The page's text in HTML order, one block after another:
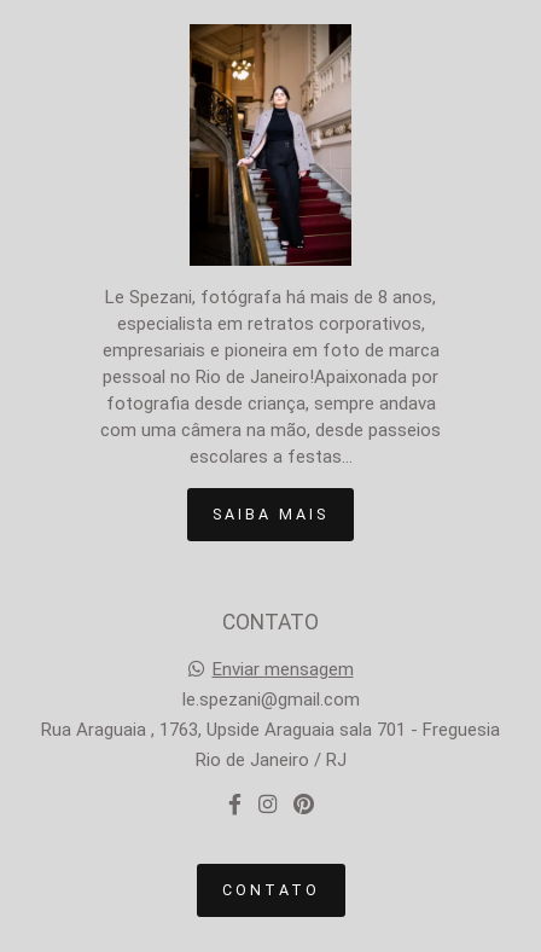
Le Spezani, fotógrafa há mais de 8 anos,
especialista em retratos corporativos,
empresariais e pioneira em foto de marca
pessoal no Rio de Janeiro!Apaixonada por
fotografia desde criança, sempre andava
com uma câmera na mão, desde passeios
escolares a festas...
SAIBA MAIS
CONTATO
Enviar mensagem
le.spezani@gmail.com
Rua Araguaia , 1763, Upside Araguaia sala 701 - Freguesia
Rio de Janeiro / RJ
CONTATO